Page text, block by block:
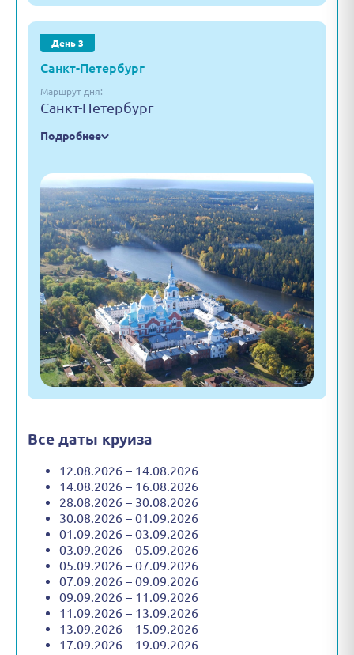
День 3
Санкт-Петербург
Маршрут дня:
Санкт-Петербург
Подробнее
Все даты круиза
12.08.2026 – 14.08.2026
14.08.2026 – 16.08.2026
28.08.2026 – 30.08.2026
30.08.2026 – 01.09.2026
01.09.2026 – 03.09.2026
03.09.2026 – 05.09.2026
05.09.2026 – 07.09.2026
07.09.2026 – 09.09.2026
09.09.2026 – 11.09.2026
11.09.2026 – 13.09.2026
13.09.2026 – 15.09.2026
17.09.2026 – 19.09.2026